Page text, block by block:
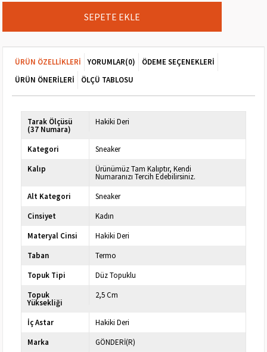
ÜRÜN ÖZELLIKLERI YORUMLAR(0)
ÖDEME SEÇENEKLERI
ÜRÜN ÖNERILERI
ÖLÇÜ TABLOSU
Tarak Ölçüsü
(37 Numara)
Hakiki Deri
Kategori
Sneaker
Kalıp
Ürünümüz Tam Kalıptır, Kendi
Numaranızı Tercih Edebilirsiniz.
Alt Kategori
Sneaker
Cinsiyet
Kadın
Materyal Cinsi
Hakiki Deri
Taban
Termo
Topuk Tipi
Düz Topuklu
Topuk
Yüksekliği
2,5 Cm
İç Astar
Hakiki Deri
Marka
GÖNDERİ(R)